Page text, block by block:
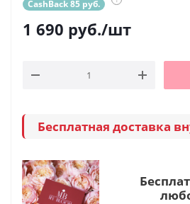
CashBack 85 руб.
1 690 руб./шт
Бесплатная доставка